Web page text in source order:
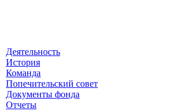
Деятельность
История
Команда
Попечительский совет
Документы фонда
Отчеты